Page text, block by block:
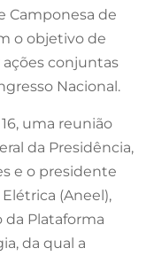
Camponesa de
o objetivo de
conjuntas
Nacional.
uma reunião
da Presidência,
e o presidente
(Aneel),
da Plataforma
da qual a